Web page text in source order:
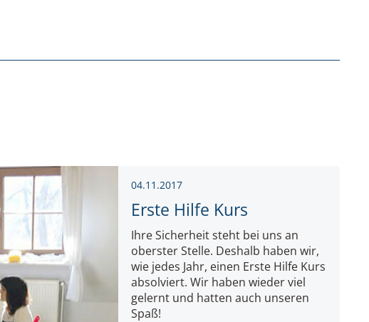
04.11.2017
Erste Hilfe Kurs
Ihre Sicherheit steht bei uns an
oberster Stelle. Deshalb haben wir,
wie jedes Jahr, einen Erste Hilfe Kurs
absolviert. Wir haben wieder viel
gelernt und hatten auch unseren
Spaß!